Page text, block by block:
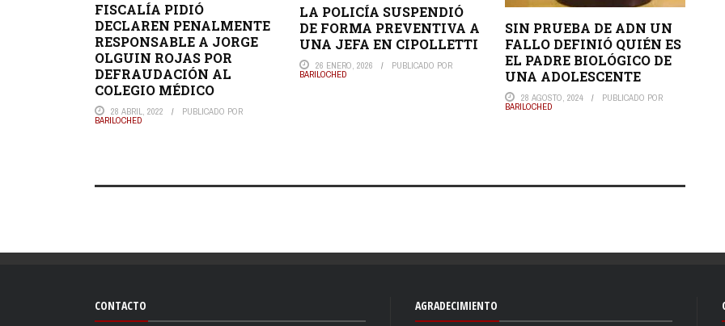
FISCALÍA PIDIÓ
DECLAREN PENALMENTE
RESPONSABLE A JORGE
OLGUIN ROJAS POR
DEFRAUDACIÓN AL
COLEGIO MÉDICO
28 ABRIL, 2022 PUBLICADO POR
BARILOCHED
LA POLICÍA SUSPENDIÓ
DE FORMA PREVENTIVA A
UNA JEFA EN CIPOLLETTI
26 ENERO, 2026 PUBLICADO POR
BARILOCHED
SIN PRUEBA DE ADN UN
FALLO DEFINIÓ QUIÉN ES
EL PADRE BIOLÓGICO DE
UNA ADOLESCENTE
28 AGOSTO, 2024 PUBLICADO POR
BARILOCHED
CONTACTO AGRADECIMIENTO